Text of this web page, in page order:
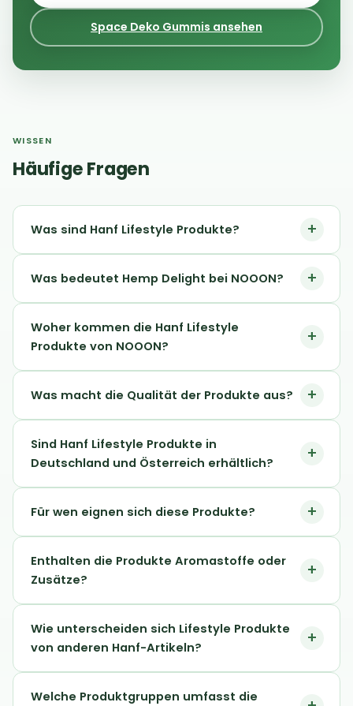
Space Deko Gummis ansehen
WISSEN
Häufige Fragen
Was sind Hanf Lifestyle Produkte?
Was bedeutet Hemp Delight bei NOOON?
Woher kommen die Hanf Lifestyle
Produkte von NOOON?
Was macht die Qualität der Produkte aus?
Sind Hanf Lifestyle Produkte in
Deutschland und Österreich erhältlich?
Für wen eignen sich diese Produkte?
Enthalten die Produkte Aromastoffe oder
Zusätze?
Wie unterscheiden sich Lifestyle Produkte
von anderen Hanf-Artikeln?
Welche Produktgruppen umfasst die